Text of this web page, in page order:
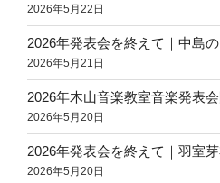
2026年5月22日
2026年発表会を終えて｜中島
2026年5月21日
2026年木山音楽教室音楽発表
2026年5月20日
2026年発表会を終えて｜羽室
2026年5月20日